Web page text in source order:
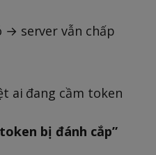
server vẫn chấp
ai đang cầm token
bị đánh cắp”